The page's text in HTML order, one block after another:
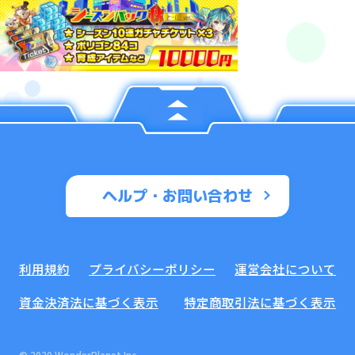
ヘルプ・お問い合わせ
利用規約 プライバシーポリシー
運営会社について
資金決済法に基づく表示
特定商取引法に基づく表示